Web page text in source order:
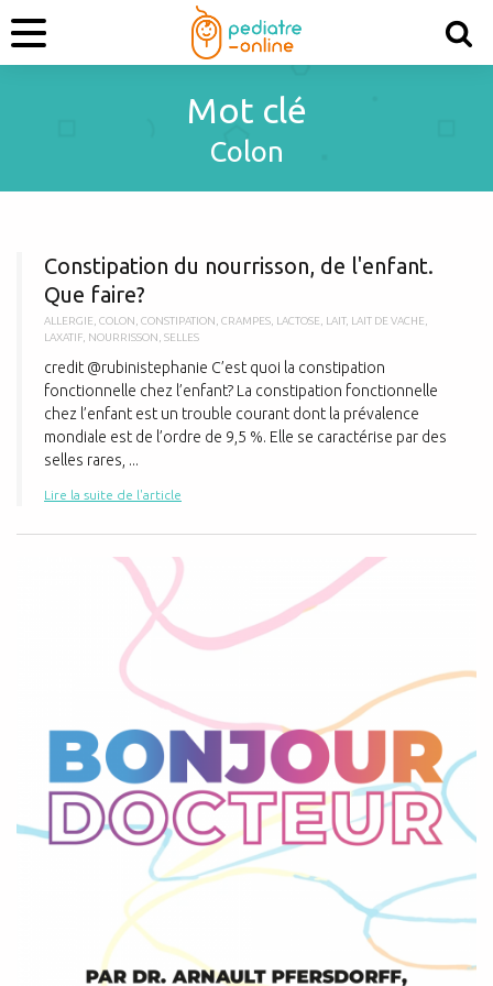
Mot clé
Colon
Constipation du nourrisson, de l'enfant.
Que faire?
ALLERGIE COLON CONSTIPATION CRAMPES LACTOSE LAIT, LAIT DE VACHE
LAXATIF NOURRISSON SELLES
credit @rubinistephanie C’est quoi la constipation
fonctionnelle chez l’enfant? La constipation fonctionnelle
chez l’enfant est un trouble courant dont la prévalence
mondiale est de l’ordre de 9,5 %. Elle se caractérise par des
selles rares, ...
Lire la suite de l'article